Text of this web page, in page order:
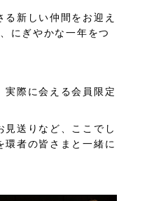
る新しい仲間をお迎え
にぎやかな一年をつ
実際に会える会員限定
見送りなど、ここでし
環者の皆さまと一緒に